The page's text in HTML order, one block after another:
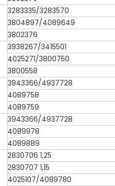
3283335/3283570
3804897/4089649
3802376
3938267/3415501
4025271/3800750
3800558
3943366/4937728
4089758
4089759
3943366/4937728
4089978
4089889
2830706 1,25
2830707 1,15
4025107/4089780